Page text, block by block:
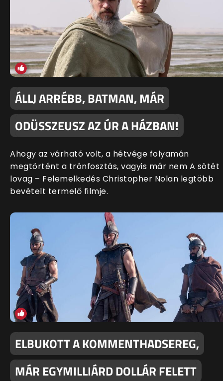
ÁLLJ ARRÉBB, BATMAN, MÁR
ODÜSSZEUSZ AZ ÚR A HÁZBAN!
Ahogy az várható volt, a hétvége folyamán
megtörtént a trónfosztás, vagyis már nem A sötét
lovag – Felemelkedés Christopher Nolan legtöbb
bevételt termelő filmje.
ELBUKOTT A KOMMENTHADSEREG,
MÁR EGYMILLIÁRD DOLLÁR FELETT